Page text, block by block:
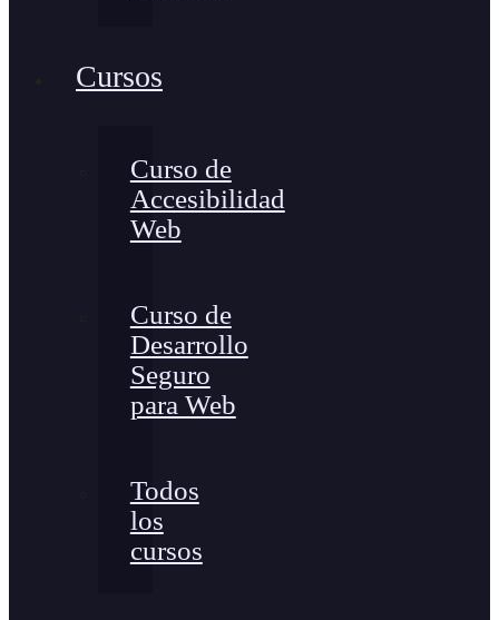
Cursos
Curso de
Accesibilidad
Web
Curso de
Desarrollo
Seguro
para Web
Todos
los
cursos